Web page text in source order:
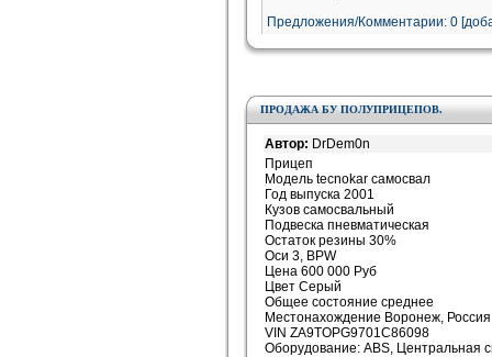
Предложения/Комментарии: 0
ПРОДАЖА БУ ПОЛУПРИЦЕПОВ.
Автор: DrDem0n
Прицеп
Модель tecnokar самосвал
Год выпуска 2001
Кузов самосвальный
Подвеска пневматическая
Остаток резины 30%
Оси 3, BPW
Цена 600 000 Руб
Цвет Серый
Общее состояние среднее
Местонахождение Воронеж, Россия
VIN ZA9TOPG9701C86098
Оборудование: ABS, Центральная